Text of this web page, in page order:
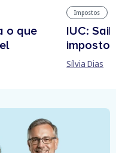
o que
Impostos
IUC:
imposto
Sílvia Dias